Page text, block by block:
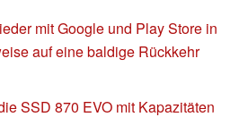
mit Google und Play Store in
auf eine baldige Rückkehr
SSD 870 EVO mit Kapazitäten